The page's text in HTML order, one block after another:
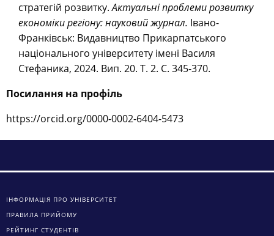
стратегій розвитку.Актуальні проблеми розвитку
економіки регіону: науковий журнал. Івано-
Франківськ: Видавництво Прикарпатського
національного університету імені Василя
Стефаника, 2024. Вип. 20. Т. 2. С. 345-370.
Посилання на профіль
https://orcid.org/0000-0002-6404-5473
ІНФОРМАЦІЯ ПРО УНІВЕРСИТЕТ
ПРАВИЛА ПРИЙОМУ
РЕЙТИНГ СТУДЕНТІВ